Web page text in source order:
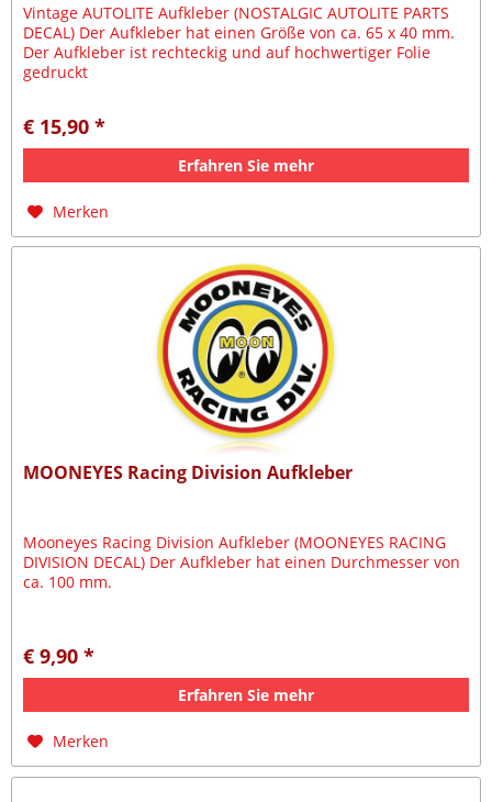
Vintage AUTOLITE Aufkleber (NOSTALGIC AUTOLITE PARTS
DECAL) Der Aufkleber hat einen Größe von ca. 65 x 40 mm.
Der Aufkleber ist rechteckig und auf hochwertiger Folie
gedruckt
€ 15,90 *
Erfahren Sie mehr
Merken
MOONEYES Racing Division Aufkleber
Mooneyes Racing Division Aufkleber (MOONEYES RACING
DIVISION DECAL) Der Aufkleber hat einen Durchmesser von
ca. 100 mm.
€ 9,90 *
Erfahren Sie mehr
Merken